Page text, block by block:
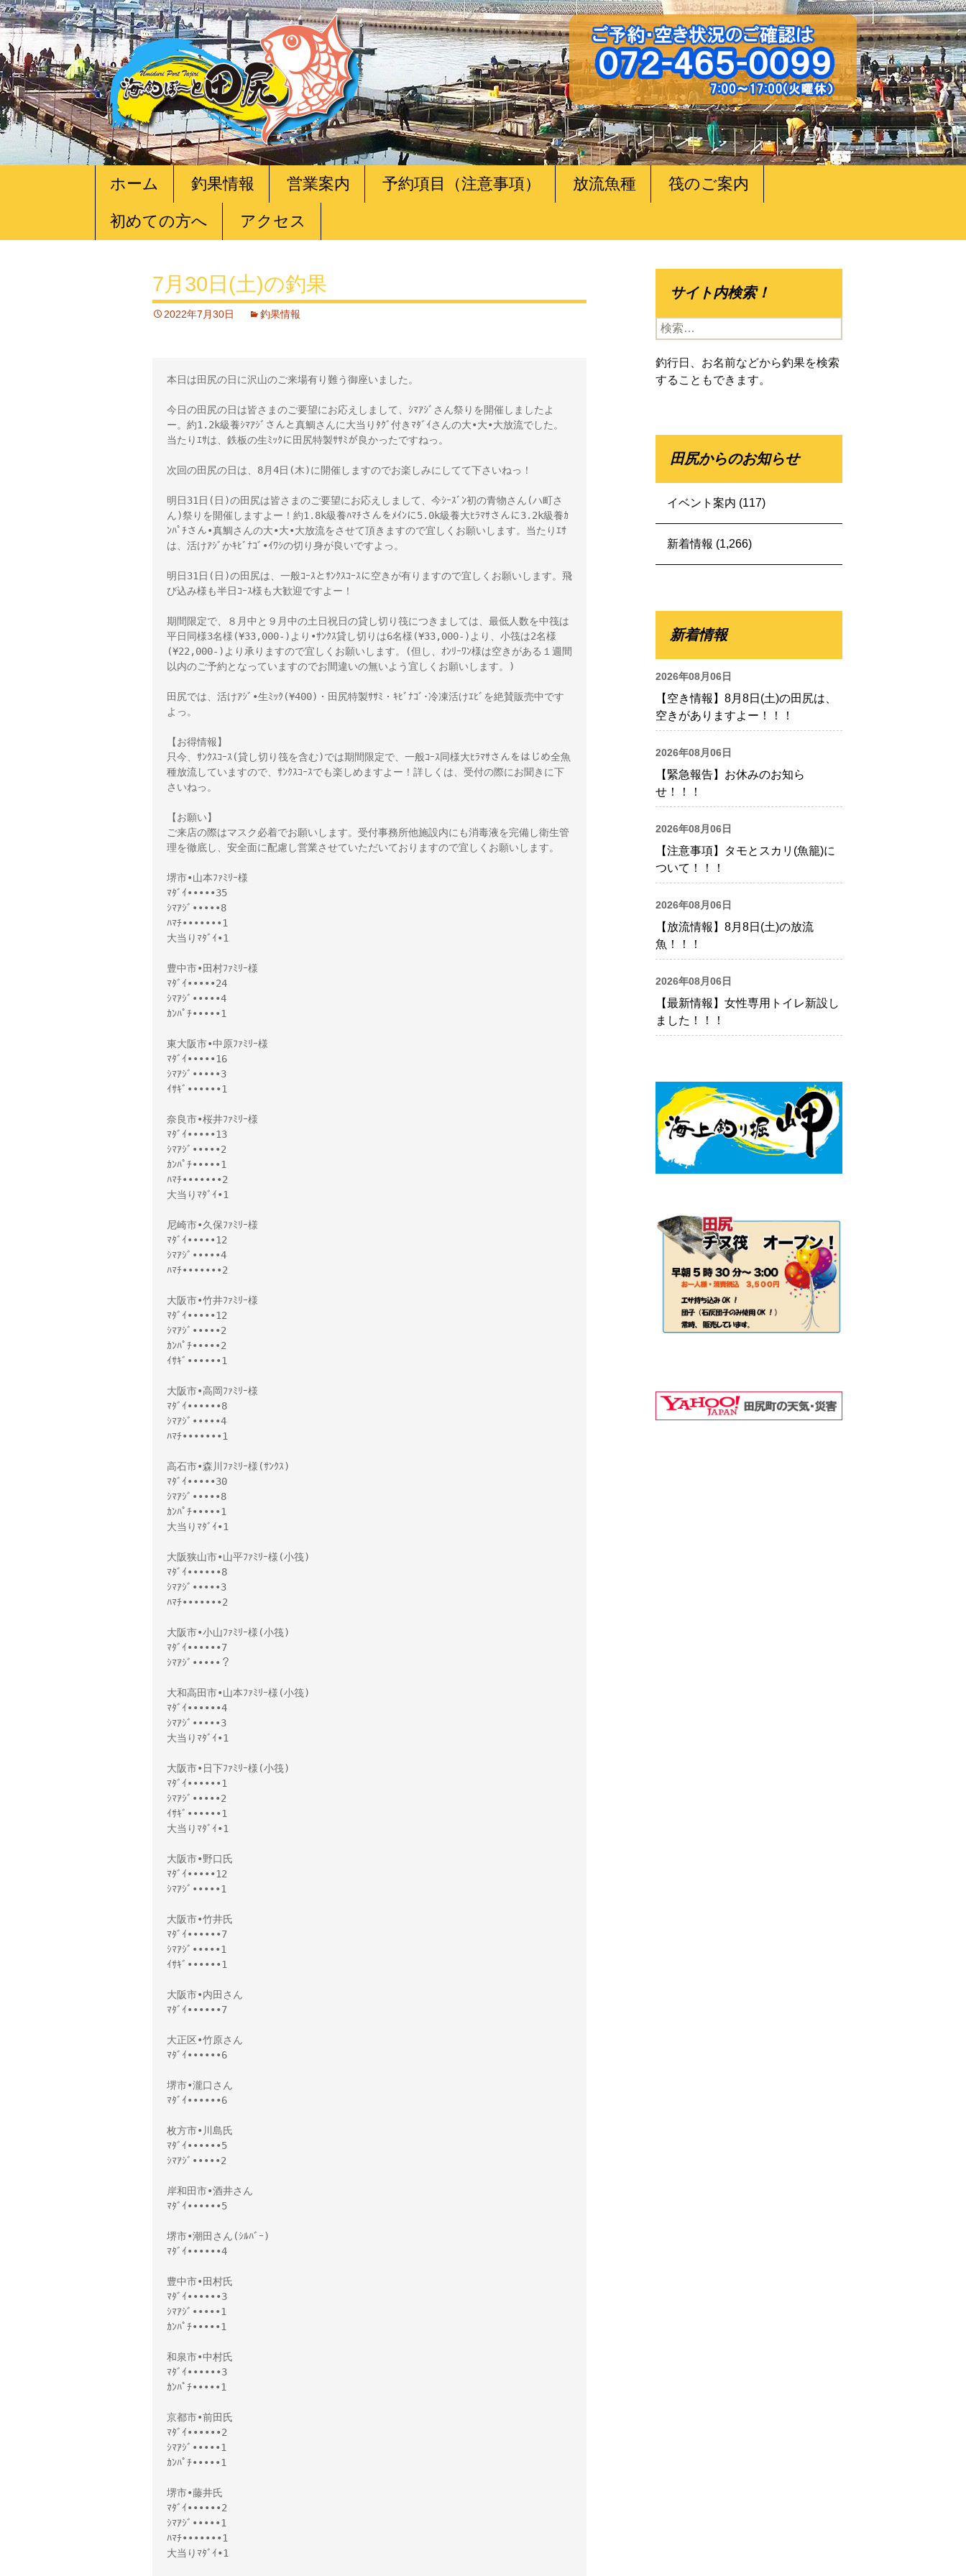
ツ
ホーム 釣果情報 営業案内 予約項目（注意事項） 放流魚種 筏のご案内
初めての方へ アクセス
7月30日(土)の釣果
2022年7月30日 釣果情報
本日は田尻の日に沢山のご来場有り難う御座いました。
今日の田尻の日は皆さまのご要望にお応えしまして、ｼﾏｱｼﾞさん祭りを開催しましたよ
ー。約1.2k級養ｼﾏｱｼﾞさんと真鯛さんに大当りﾀｸﾞ付きﾏﾀﾞｲさんの大•大•大放流でした。
当たりｴｻは、鉄板の生ﾐｯｸに田尻特製ｻｻﾐが良かったですねっ。
次回の田尻の日は、8月4日(木)に開催しますのでお楽しみにしてて下さいねっ！
明日31日(日)の田尻は皆さまのご要望にお応えしまして、今ｼｰｽﾞﾝ初の青物さん(ハ町さ
ん)祭りを開催しますよー！約1.8k級養ﾊﾏﾁさんをﾒｲﾝに5.0k級養大ﾋﾗﾏｻさんに3.2k級養ｶ
ﾝﾊﾟﾁさん•真鯛さんの大•大•大放流をさせて頂きますので宜しくお願いします。当たりｴｻ
は、活けｱｼﾞかｷﾋﾞﾅｺﾞ•ｲﾜｼの切り身が良いですよっ。
明日31日(日)の田尻は、一般ｺｰｽとｻﾝｸｽｺｰｽに空きが有りますので宜しくお願いします。飛
び込み様も半日ｺｰｽ様も大歓迎ですよー！
期間限定で、８月中と９月中の土日祝日の貸し切り筏につきましては、最低人数を中筏は
平日同様3名様(¥33,000-)より•ｻﾝｸｽ貸し切りは6名様(¥33,000-)より、小筏は2名様
(¥22,000-)より承りますので宜しくお願いします。(但し、ｵﾝﾘｰﾜﾝ様は空きがある１週間
以内のご予約となっていますのでお間違いの無いよう宜しくお願いします。)
田尻では、活けｱｼﾞ•生ﾐｯｸ(¥400)・田尻特製ｻｻﾐ・ｷﾋﾞﾅｺﾞ･冷凍活けｴﾋﾞを絶賛販売中です
よっ。
【お得情報】
只今、ｻﾝｸｽｺｰｽ(貸し切り筏を含む)では期間限定で、一般ｺｰｽ同様大ﾋﾗﾏｻさんをはじめ全魚
種放流していますので、ｻﾝｸｽｺｰｽでも楽しめますよー！詳しくは、受付の際にお聞きに下
さいねっ。
【お願い】
ご来店の際はマスク必着でお願いします。受付事務所他施設内にも消毒液を完備し衛生管
理を徹底し、安全面に配慮し営業させていただいておりますので宜しくお願いします。
堺市•山本ﾌｧﾐﾘｰ様
ﾏﾀﾞｲ•••••35
ｼﾏｱｼﾞ•••••8
ﾊﾏﾁ•••••••1
大当りﾏﾀﾞｲ•1
豊中市•田村ﾌｧﾐﾘｰ様
ﾏﾀﾞｲ•••••24
ｼﾏｱｼﾞ•••••4
ｶﾝﾊﾟﾁ•••••1
東大阪市•中原ﾌｧﾐﾘｰ様
ﾏﾀﾞｲ•••••16
ｼﾏｱｼﾞ•••••3
ｲｻｷﾞ••••••1
奈良市•桜井ﾌｧﾐﾘｰ様
ﾏﾀﾞｲ•••••13
ｼﾏｱｼﾞ•••••2
ｶﾝﾊﾟﾁ•••••1
ﾊﾏﾁ•••••••2
大当りﾏﾀﾞｲ•1
尼崎市•久保ﾌｧﾐﾘｰ様
ﾏﾀﾞｲ•••••12
ｼﾏｱｼﾞ•••••4
ﾊﾏﾁ•••••••2
大阪市•竹井ﾌｧﾐﾘｰ様
ﾏﾀﾞｲ•••••12
ｼﾏｱｼﾞ•••••2
ｶﾝﾊﾟﾁ•••••2
ｲｻｷﾞ••••••1
大阪市•高岡ﾌｧﾐﾘｰ様
ﾏﾀﾞｲ••••••8
ｼﾏｱｼﾞ•••••4
ﾊﾏﾁ•••••••1
高石市•森川ﾌｧﾐﾘｰ様(ｻﾝｸｽ)
ﾏﾀﾞｲ•••••30
ｼﾏｱｼﾞ•••••8
ｶﾝﾊﾟﾁ•••••1
大当りﾏﾀﾞｲ•1
大阪狭山市•山平ﾌｧﾐﾘｰ様(小筏)
ﾏﾀﾞｲ••••••8
ｼﾏｱｼﾞ•••••3
ﾊﾏﾁ•••••••2
大阪市•小山ﾌｧﾐﾘｰ様(小筏)
ﾏﾀﾞｲ••••••7
ｼﾏｱｼﾞ•••••？
大和高田市•山本ﾌｧﾐﾘｰ様(小筏)
ﾏﾀﾞｲ••••••4
ｼﾏｱｼﾞ•••••3
大当りﾏﾀﾞｲ•1
大阪市•日下ﾌｧﾐﾘｰ様(小筏)
ﾏﾀﾞｲ••••••1
ｼﾏｱｼﾞ•••••2
ｲｻｷﾞ••••••1
大当りﾏﾀﾞｲ•1
大阪市•野口氏
ﾏﾀﾞｲ•••••12
ｼﾏｱｼﾞ•••••1
大阪市•竹井氏
ﾏﾀﾞｲ••••••7
ｼﾏｱｼﾞ•••••1
ｲｻｷﾞ••••••1
大阪市•内田さん
ﾏﾀﾞｲ••••••7
大正区•竹原さん
ﾏﾀﾞｲ••••••6
堺市•瀧口さん
ﾏﾀﾞｲ••••••6
枚方市•川島氏
ﾏﾀﾞｲ••••••5
ｼﾏｱｼﾞ•••••2
岸和田市•酒井さん
ﾏﾀﾞｲ••••••5
堺市•潮田さん(ｼﾙﾊﾞｰ)
ﾏﾀﾞｲ••••••4
豊中市•田村氏
ﾏﾀﾞｲ••••••3
ｼﾏｱｼﾞ•••••1
ｶﾝﾊﾟﾁ•••••1
和泉市•中村氏
ﾏﾀﾞｲ••••••3
ｶﾝﾊﾟﾁ•••••1
京都市•前田氏
ﾏﾀﾞｲ••••••2
ｼﾏｱｼﾞ•••••1
ｶﾝﾊﾟﾁ•••••1
堺市•藤井氏
ﾏﾀﾞｲ••••••2
ｼﾏｱｼﾞ•••••1
ﾊﾏﾁ•••••••1
大当りﾏﾀﾞｲ•1
サイト内検索！
検
索:
釣行日、お名前などから釣果を検索
することもできます。
田尻からのお知らせ
イベント案内 (117)
新着情報 (1,266)
新着情報
2026年08月06日
【空き情報】8月8日(土)の田尻は、
空きがありますよー！！！
2026年08月06日
【緊急報告】お休みのお知ら
せ！！！
2026年08月06日
【注意事項】タモとスカリ(魚籠)に
ついて！！！
2026年08月06日
【放流情報】8月8日(土)の放流
魚！！！
2026年08月06日
【最新情報】女性専用トイレ新設し
ました！！！